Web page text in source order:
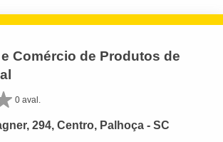
Comércio de Produtos de
0 aval.
294, Centro, Palhoça - SC